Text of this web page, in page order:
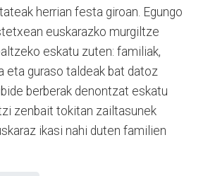
herrian festa giroan. Egungo
euskarazko murgiltze
eskatu zuten: familiak,
eta guraso taldeak bat datoz
berberak denontzat eskatu
zenbait tokitan zailtasunek
ikasi nahi duten familien